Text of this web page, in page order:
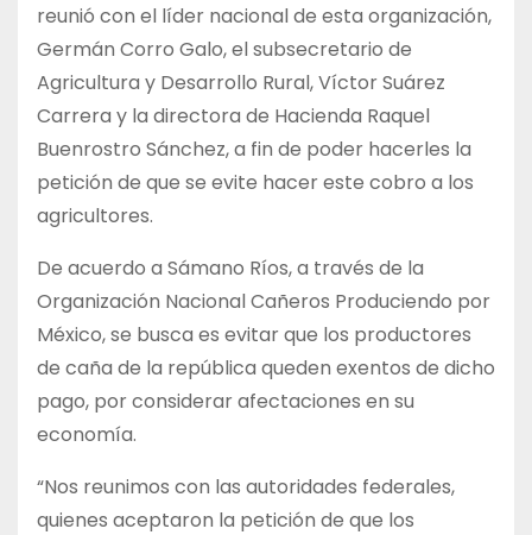
reunió con el líder nacional de esta organización,
Germán Corro Galo, el subsecretario de
Agricultura y Desarrollo Rural, Víctor Suárez
Carrera y la directora de Hacienda Raquel
Buenrostro Sánchez, a fin de poder hacerles la
petición de que se evite hacer este cobro a los
agricultores.
De acuerdo a Sámano Ríos, a través de la
Organización Nacional Cañeros Produciendo por
México, se busca es evitar que los productores
de caña de la república queden exentos de dicho
pago, por considerar afectaciones en su
economía.
“Nos reunimos con las autoridades federales,
quienes aceptaron la petición de que los